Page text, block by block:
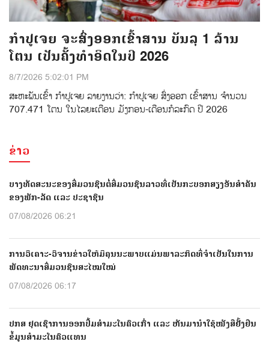
ກຳປູເຈຍ ຈະສົ່ງອອກເຂົ້າສານ ບັນລຸ 1 ລ້ານ
ໂຕນ ເປັນຄັ້ງທຳອິດໃນປີ 2026
8/7/2026 5:02:01 PM
ສະຫະພັນເຂົ້າ ກຳປູເຈຍ ລາຍງານວ່າ: ກໍາປູເຈຍ ສົ່ງອອກ ເຂົ້າສານ ຈຳນວນ
707.471 ໂຕນ ໃນໄລຍະເດືອນ ມັງກອນ-ເດືອນກໍລະກົດ ປີ 2026
ຂ່າວ
ບາງທັດສະນະຂອງສື່ມວນຊົນຕໍ່ສື່ມວນຊົນລາວທີ່ເປັນກະບອກສຽງອັນສຳຄັນ
ຂອງພັກ-ລັດ ແລະ ປະຊາຊົນ
07/08/2026 06:21
ການວິເຄາະ-ວິຈານຂ່າວໃຫ້ມີຄຸນນະພາບແມ່ນພາລະກິດທີ່ຈຳເປັນໃນການ
ພັດທະນາສື່ມວນຊົນສະໄໝໃໝ່
07/08/2026 06:17
ປກສ ຢຸດເຊົາການອອກປື້ມສຳມະໂນຄົວເກົ່າ ແລະ ຫັນມານຳໃຊ້ໜັງສືຢັ້ງຢືນ
ຂໍ້ມູນສຳມະໂນຄົວແທນ